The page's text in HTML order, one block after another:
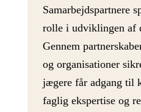
Samarbejdspartnere
rolle i udviklingen af
Gennem
og organisationer
jægere får adgang til
faglig ekspertise og